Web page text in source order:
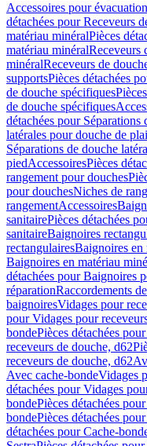
Accessoires pour
détachées pour Receveurs
matériau minéralPièces
matériau minéralReceveurs
minéralReceveurs de
supportsPièces détachées
de douche spécifiques
de douche spécifiques
détachées pour Séparations
latérales pour douche de
Séparations de douche
piedAccessoiresPièces
rangement pour douches
pour douchesNiches de
rangementAccessoires
sanitairePièces détachées
sanitaireBaignoires
rectangulairesBaignoires en
Baignoires en matériau
détachées pour Baignoires
réparationRaccordements
baignoiresVidages pour
pour Vidages pour
bondePièces détachées
receveurs de douche, d62
receveurs de douche, d62
Avec cache-bondeVidages
détachées pour Vidages
bondePièces détachées
bondePièces détachées
détachées pour Cache-